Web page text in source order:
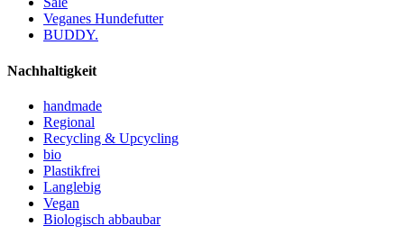
Veganes Hundefutter
BUDDY.
Nachhaltigkeit
handmade
Regional
Recycling & Upcycling
bio
Plastikfrei
Langlebig
Vegan
Biologisch abbaubar